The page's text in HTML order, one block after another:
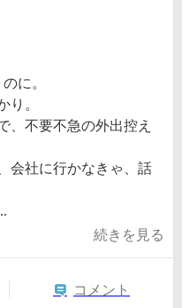
に。
り。
、不要不急の外出控え
会社に行かなきゃ、話
続きを見る
コメント